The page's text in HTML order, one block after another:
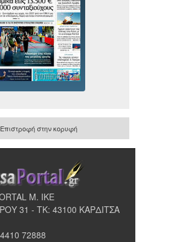
Επιστροφή στην κορυφή
Μ. ΙΚΕ
31 - ΤΚ: 43100 ΚΑΡΔΙΤΣΑ
72888